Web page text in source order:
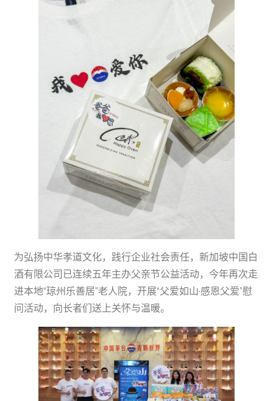
为弘扬中华孝道文化，践行企业社会责任，新加坡中国白
酒有限公司已连续五年主办父亲节公益活动，今年再次走
进本地“琼州乐善居”老人院，开展“父爱如山·感恩父爱”慰
问活动，向长者们送上关怀与温暖。